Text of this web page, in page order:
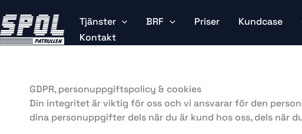
to
content
Tjänster BRF Priser Kundcase
Kontakt
GDPR, personuppgiftspolicy & cookies
Din integritet är viktig för oss och vi ansvarar för den
dina personuppgifter dels när du är kund hos oss, dels när